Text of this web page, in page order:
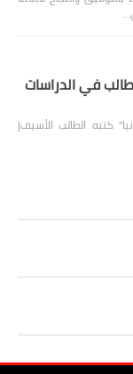
في الدراسات
كتبه الطالب الأسيف|